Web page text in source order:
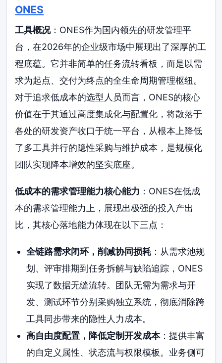
ONES
工具概况：ONES作为国内领先的研发管理平
台，在2026年的企业级市场中展现出了深厚的工
程底蕴。它并非简单的任务流转看板，而是以需
求为起点、交付为终点的全生命周期管理枢纽。
对于追求低成本的选型人员而言，ONES的核心
价值在于其通过高度集成化与配置化，将散落于
各处的研发资产收口于统一平台，从根本上降低
了多工具并行的隐性采购与维护成本，是规模化
团队实现降本增效的坚实底座。
低成本的需求管理能力核心能力 ：ONES在低成
本的需求管理能力上，展现出极强的投入产出
比，其核心落地能力体现在以下三点：
全链路需求闭环，削减协同损耗：从需求池规
划、评审排期到任务拆解与缺陷追踪，ONES
实现了数据无缝流转。团队无需为需求与开
发、测试环节分别采购独立系统，彻底消除跨
工具同步带来的隐性人力成本。
高自由度配置，降低定制开发成本：提供丰富
的自定义属性、状态流与权限模板。业务侧可